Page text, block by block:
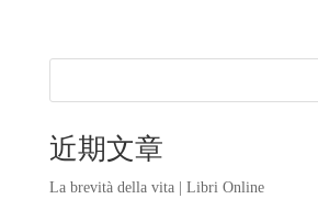
近期文章
La brevità della vita | Libri Online